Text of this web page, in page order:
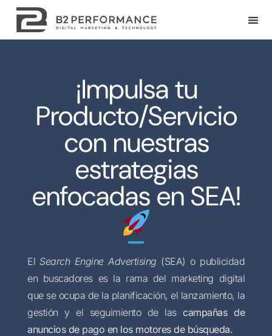
¡Impulsa tu
Producto/Servicio
con nuestras
estrategias
enfocadas en SEA!
ElSearch Engine Advertising (SEA) o publicidad
en buscadores es la rama del marketing digital
que se ocupa de la planificación, el lanzamiento, la
gestión y el seguimiento de lascampañas de
anuncios de pago en los motores de búsqueda.